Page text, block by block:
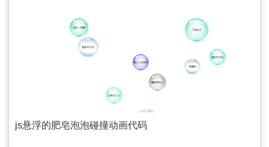
js悬浮的肥皂泡泡碰撞动画代码